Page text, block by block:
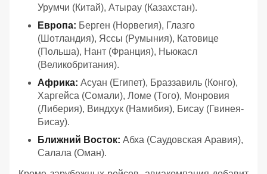
Урумчи (Китай), Атырау (Казахстан).
Европа: Берген (Норвегия), Глазго
(Шотландия), Яссы (Румыния), Катовице
(Польша), Нант (Франция), Ньюкасл
(Великобритания).
Африка: Асуан (Египет), Браззавиль (Конго),
Харгейса (Сомали), Ломе (Того), Монровия
(Либерия), Виндхук (Намибия), Бисау (Гвинея-
Бисау).
Ближний Восток: Абха (Саудовская Аравия),
Салала (Оман).